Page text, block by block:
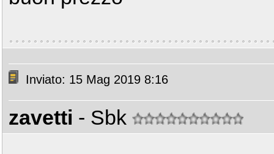
Inviato: 15 Mag 2019 8:16
zavetti - Sbk